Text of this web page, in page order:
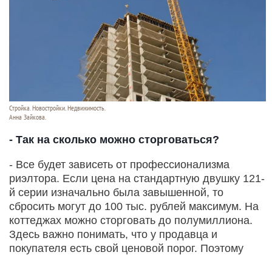
Стройка. Новостройки. Недвижимость.
Анна Зайкова.
- Так на сколько можно сторговаться?
- Все будет зависеть от профессионализма
риэлтора. Если цена на стандартную двушку 121-
й серии изначально была завышенной, то
сбросить могут до 100 тыс. рублей максимум. На
коттеджах можно сторговать до полумиллиона.
Здесь важно понимать, что у продавца и
покупателя есть свой ценовой порог. Поэтому